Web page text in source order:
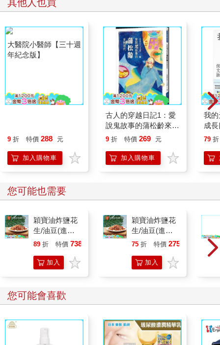
其他人也買
9 折 特價 288 元
加入購物車
古人的穿越日記1：愛
說鬼故事的蒲松齡來到
現代
9 折 特價 269 元
加入購物車
我
成
己】
79 折
您可能也需要
穎寶油炸鹽花
生/油豆(進口
花生)5台斤
89 折 特價 738
加入
穎寶油炸鹽花
生/油豆(進口
花生)1台斤
75 折 特價 275
加入
您可能會喜歡